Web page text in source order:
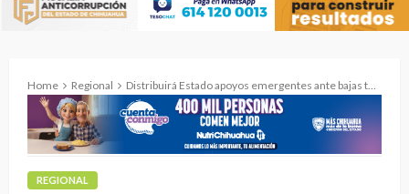
Home Regional Distribuirá Estado apoyos emergentes ante bajas temperaturas
REGIONAL